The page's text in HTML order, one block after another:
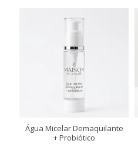
Água Micelar Demaquilante
+ Probiótico